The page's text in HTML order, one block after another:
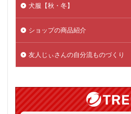
犬服【秋・冬】
ショップの商品紹介
友人じぃさんの自分流ものづくり